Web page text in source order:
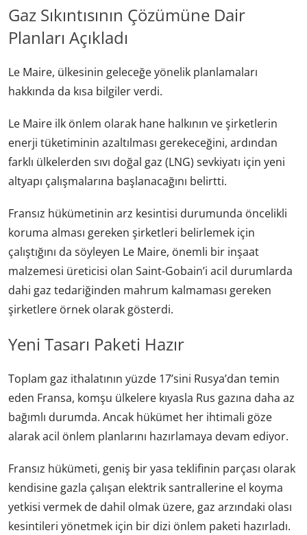
Gaz Sıkıntısının Çözümüne Dair
Planları Açıkladı
Le Maire, ülkesinin geleceğe yönelik planlamaları
hakkında da kısa bilgiler verdi.
Le Maire ilk önlem olarak hane halkının ve şirketlerin
enerji tüketiminin azaltılması gerekeceğini, ardından
farklı ülkelerden sıvı doğal gaz (LNG) sevkiyatı için yeni
altyapı çalışmalarına başlanacağını belirtti.
Fransız hükümetinin arz kesintisi durumunda öncelikli
koruma alması gereken şirketleri belirlemek için
çalıştığını da söyleyen Le Maire, önemli bir inşaat
malzemesi üreticisi olan Saint-Gobain’i acil durumlarda
dahi gaz tedariğinden mahrum kalmaması gereken
şirketlere örnek olarak gösterdi.
Yeni Tasarı Paketi Hazır
Toplam gaz ithalatının yüzde 17’sini Rusya’dan temin
eden Fransa, komşu ülkelere kıyasla Rus gazına daha az
bağımlı durumda. Ancak hükümet her ihtimali göze
alarak acil önlem planlarını hazırlamaya devam ediyor.
Fransız hükümeti, geniş bir yasa teklifinin parçası olarak
kendisine gazla çalışan elektrik santrallerine el koyma
yetkisi vermek de dahil olmak üzere, gaz arzındaki olası
kesintileri yönetmek için bir dizi önlem paketi hazırladı.